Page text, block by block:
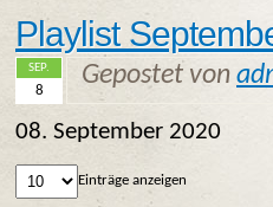
Playlist
SEP.
8
Gepostet von
08. September 2020
Einträge anzeigen